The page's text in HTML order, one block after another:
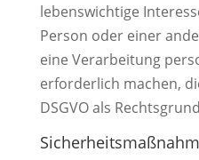
lebenswichtige
Person oder einer
eine Verarbeitung
erforderlich machen,
DSGVO als